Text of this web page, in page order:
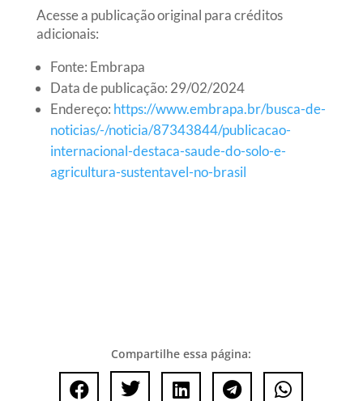
Acesse a publicação original para créditos
adicionais:
Fonte: Embrapa
Data de publicação: 29/02/2024
Endereço: https://www.embrapa.br/busca-de-
noticias/-/noticia/87343844/publicacao-
internacional-destaca-saude-do-solo-e-
agricultura-sustentavel-no-brasil
Compartilhe essa página:
    